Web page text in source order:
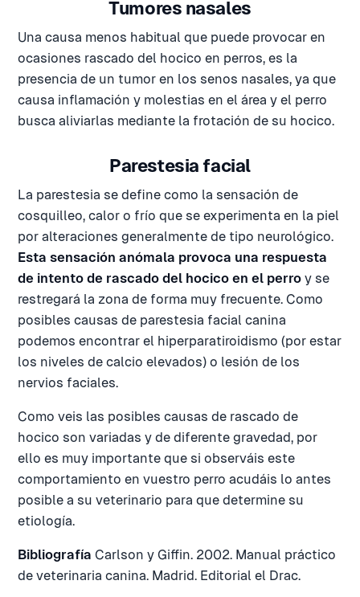
Tumores nasales
Una causa menos habitual que puede provocar en
ocasiones rascado del hocico en perros, es la
presencia de un tumor en los senos nasales, ya que
causa inflamación y molestias en el área y el perro
busca aliviarlas mediante la frotación de su hocico.
Parestesia facial
La parestesia se define como la sensación de
cosquilleo, calor o frío que se experimenta en la piel
por alteraciones generalmente de tipo neurológico.
Esta sensación anómala provoca una respuesta
de intento de rascado del hocico en el perro y se
restregará la zona de forma muy frecuente. Como
posibles causas de parestesia facial canina
podemos encontrar el hiperparatiroidismo (por estar
los niveles de calcio elevados) o lesión de los
nervios faciales.
Como veis las posibles causas de rascado de
hocico son variadas y de diferente gravedad, por
ello es muy importante que si observáis este
comportamiento en vuestro perro acudáis lo antes
posible a su veterinario para que determine su
etiología.
Bibliografía Carlson y Giffin. 2002. Manual práctico
de veterinaria canina. Madrid. Editorial el Drac.